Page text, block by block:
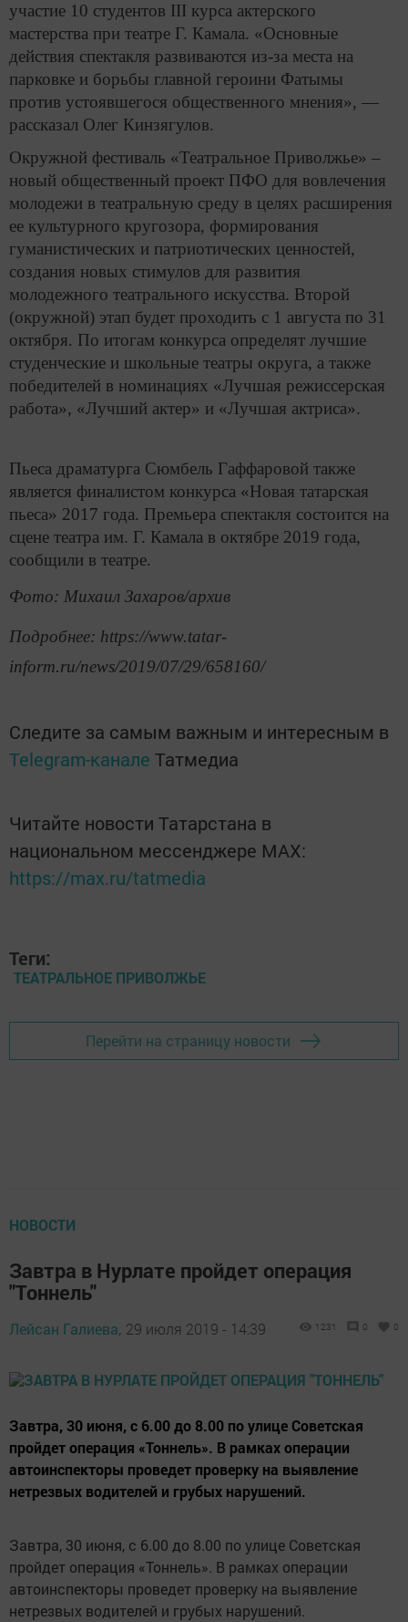
участие 10 студентов III курса актерского
мастерства при театре Г. Камала. «Основные
действия спектакля развиваются из-за места на
парковке и борьбы главной героини Фатымы
против устоявшегося общественного мнения», —
рассказал Олег Кинзягулов.
Окружной фестиваль «Театральное Приволжье» –
новый общественный проект ПФО для вовлечения
молодежи в театральную среду в целях расширения
ее культурного кругозора, формирования
гуманистических и патриотических ценностей,
создания новых стимулов для развития
молодежного театрального искусства. Второй
(окружной) этап будет проходить с 1 августа по 31
октября. По итогам конкурса определят лучшие
студенческие и школьные театры округа, а также
победителей в номинациях «Лучшая режиссерская
работа», «Лучший актер» и «Лучшая актриса».
Пьеса драматурга Сюмбель Гаффаровой также
является финалистом конкурса «Новая татарская
пьеса» 2017 года. Премьера спектакля состоится на
сцене театра им. Г. Камала в октябре 2019 года,
сообщили в театре.
Фото: Михаил Захаров/архив
Подробнее: https://www.tatar-
inform.ru/news/2019/07/29/658160/
Следите за самым важным и интересным в
Telegram-канале Татмедиа
Читайте новости Татарстана в
национальном мессенджере MАХ:
https://max.ru/tatmedia
Теги:
ТЕАТРАЛЬНОЕ ПРИВОЛЖЬЕ
Перейти на страницу новости
НОВОСТИ
Завтра в Нурлате пройдет операция
"Тоннель"
Лейсан Галиева, 29 июля 2019 - 14:39 1231 0 0
Завтра, 30 июня, с 6.00 до 8.00 по улице Советская
пройдет операция «Тоннель». В рамках операции
автоинспекторы проведет проверку на выявление
нетрезвых водителей и грубых нарушений.
Завтра, 30 июня, с 6.00 до 8.00 по улице Советская
пройдет операция «Тоннель». В рамках операции
автоинспекторы проведет проверку на выявление
нетрезвых водителей и грубых нарушений.